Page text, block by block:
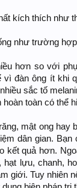
kích thích như
như trường
hơn so với
đàn ông ít khi
sắc tố
toàn có thể
mật ong hay
dân gian.
kết quả hơn.
lựu, chanh,
giới. Tuy nhiên